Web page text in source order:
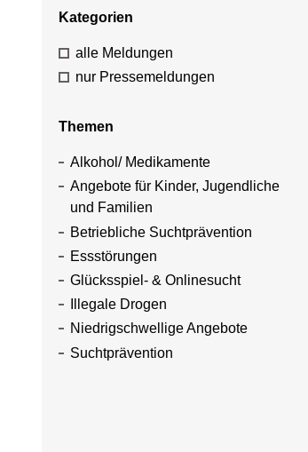
Kategorien
alle Meldungen
nur Pressemeldungen
Themen
Alkohol/ Medikamente
Angebote für Kinder, Jugendliche
und Familien
Betriebliche Suchtprävention
Essstörungen
Glücksspiel- & Onlinesucht
Illegale Drogen
Niedrigschwellige Angebote
Suchtprävention